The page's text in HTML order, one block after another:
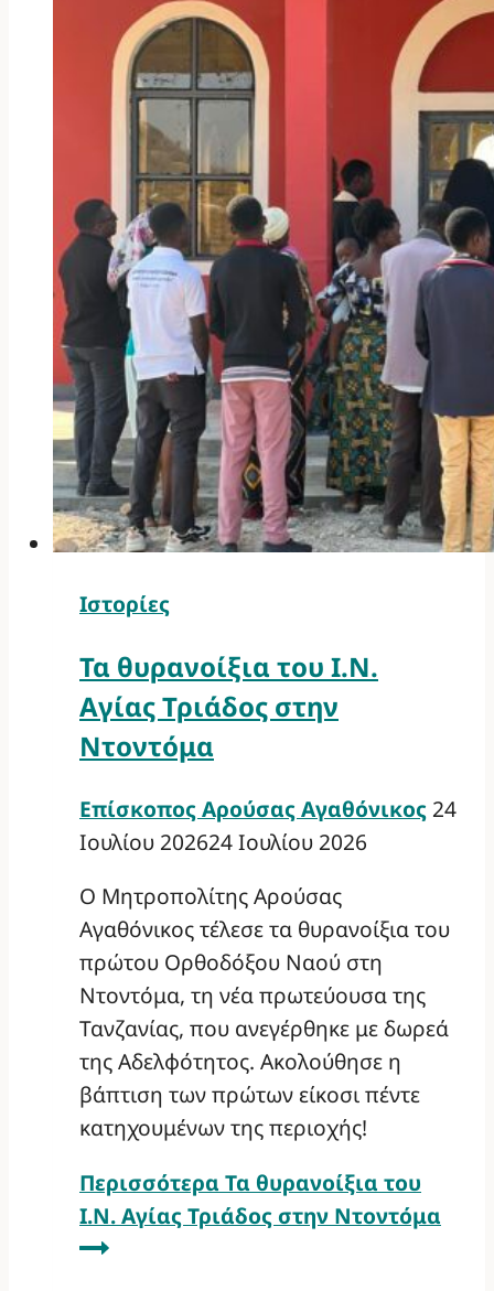
Ιστορίες
Τα θυρανοίξια του Ι.Ν.
Αγίας Τριάδος στην
Ντοντόμα
Επίσκοπος Αρούσας Αγαθόνικος 24
Ιουλίου 202624 Ιουλίου 2026
Ο Μητροπολίτης Αρούσας
Αγαθόνικος τέλεσε τα θυρανοίξια του
πρώτου Ορθοδόξου Ναού στη
Ντοντόμα, τη νέα πρωτεύουσα της
Τανζανίας, που ανεγέρθηκε με δωρεά
της Αδελφότητος. Ακολούθησε η
βάπτιση των πρώτων είκοσι πέντε
κατηχουμένων της περιοχής!
Περισσότερα Τα θυρανοίξια του
Ι.Ν. Αγίας Τριάδος στην Ντοντόμα